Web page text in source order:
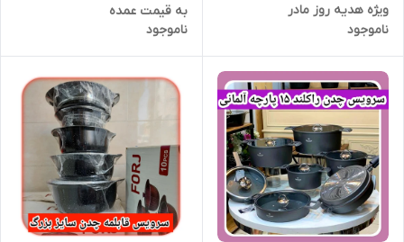
ویژه هدیه روز مادر
ناموجود
به قیمت عمده
ناموجود